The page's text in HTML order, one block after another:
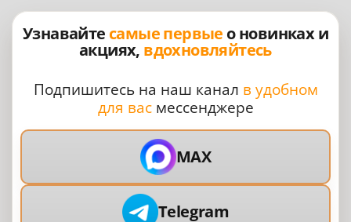
Узнавайте самые первые о новинках и
акциях, вдохновляйтесь
Подпишитесь на наш канал в удобном
для васмессенджере
MAX
Telegram